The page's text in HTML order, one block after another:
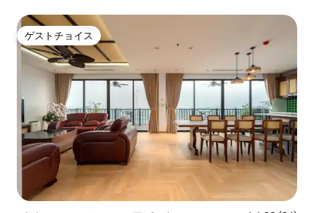
ゲストチョイス
ゲストチョイス